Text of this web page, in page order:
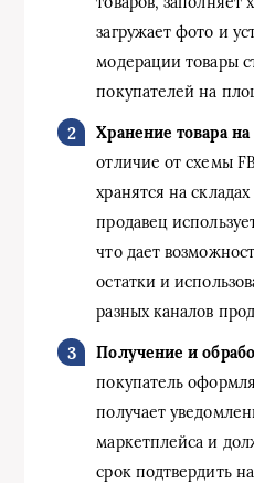
загружает фото и
модерации товары
покупателей на
Хранение товара
отличие от схемы
хранятся на
продавец
что дает
остатки и
разных каналов
Получение и
покупатель
получает
маркетплейса и
срок подтвердить